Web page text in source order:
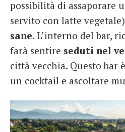
possibilità di assaporare
servito con latte
sane. L’interno del bar,
farà sentire seduti nel
città vecchia. Questo bar
un cocktail e ascoltare